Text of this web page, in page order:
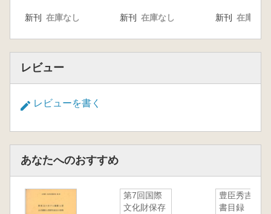
新刊 在庫なし 新刊 在庫なし 新刊 在庫なし
レビュー
レビューを書く
あなたへのおすすめ
第7回国際
文化財保存
豊臣秀吉文
書目録